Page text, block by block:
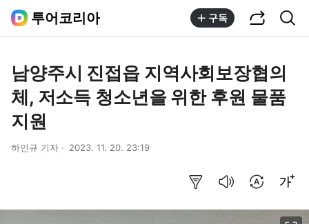
투어코리아 구독
남양주시 진접읍 지역사회보장협의
체, 저소득 청소년을 위한 후원 물품
지원
하인규 기자 2023. 11. 20. 23:19